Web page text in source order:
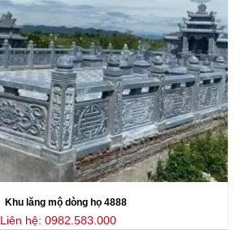
Khu lăng mộ dòng họ 4888
Liên hệ: 0982.583.000